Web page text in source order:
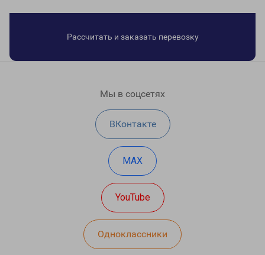
Рассчитать и заказать перевозку
Мы в соцсетях
ВКонтакте
MAX
YouTube
Одноклассники